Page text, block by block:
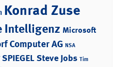
Konrad Zuse
Intelligenz Microsoft
Computer AG NSA
SPIEGELSteve Jobs Tim